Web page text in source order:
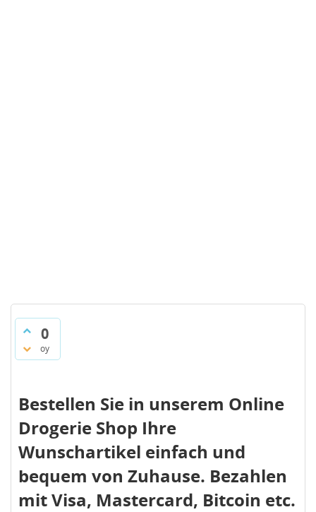
0
oy
Bestellen Sie in unserem Online
Drogerie Shop Ihre
Wunschartikel einfach und
bequem von Zuhause. Bezahlen
mit Visa, Mastercard, Bitcoin etc.